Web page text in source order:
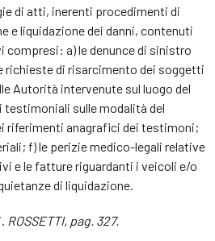
di atti, inerenti procedimenti di
e liquidazione dei danni, contenuti
a) le denunce di sinistro
richieste di risarcimento dei soggetti
Autorità intervenute sul luogo del
sulle modalità del
riferimenti anagrafici dei testimoni;
f) le perizie medico-legali relative
e le fatture riguardanti i veicoli e/o
di liquidazione.
ROSSETTI, pag. 327.